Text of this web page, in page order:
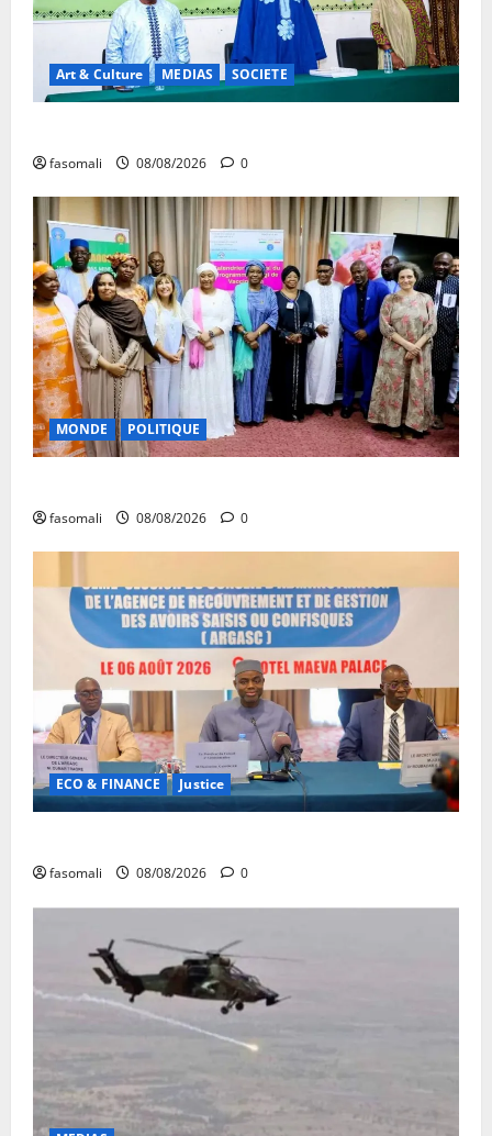
Art & Culture MEDIAS SOCIETE
fasomali 08/08/2026 0
MONDE POLITIQUE
fasomali 08/08/2026 0
ECO & FINANCE Justice
fasomali 08/08/2026 0